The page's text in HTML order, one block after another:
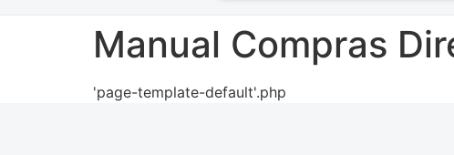
Manual Compras
'page-template-default'.php